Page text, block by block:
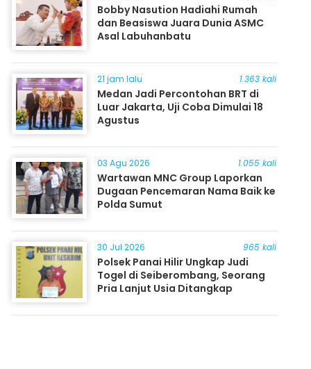
Bobby Nasution Hadiahi Rumah
dan Beasiswa Juara Dunia ASMC
Asal Labuhanbatu
21 jam lalu 1.363 kali
Medan Jadi Percontohan BRT di
Luar Jakarta, Uji Coba Dimulai 18
Agustus
03 Agu 2026 1.055 kali
Wartawan MNC Group Laporkan
Dugaan Pencemaran Nama Baik ke
Polda Sumut
30 Jul 2026 965 kali
Polsek Panai Hilir Ungkap Judi
Togel di Seiberombang, Seorang
Pria Lanjut Usia Ditangkap